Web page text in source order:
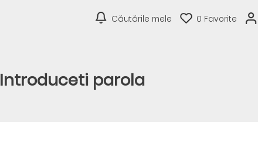
Căutările mele 0 Favorite
Introduceti parola